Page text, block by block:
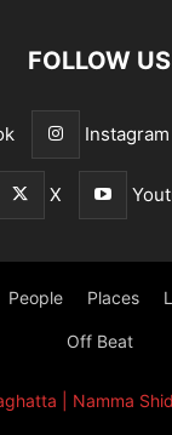
FOLLOW US
Instagram
X
People Places
Off Beat
| Namma